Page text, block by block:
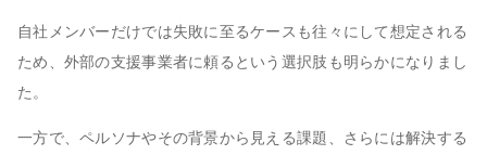
自社メンバーだけでは失敗に至るケースも往々にして想定される
ため、外部の支援事業者に頼るという選択肢も明らかになりまし
た。
一方で、ペルソナやその背景から見える課題、さらには解決する